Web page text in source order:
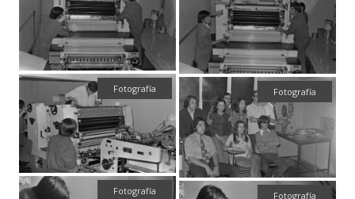
Fotografía Fotografía
Fotografía Fotografía